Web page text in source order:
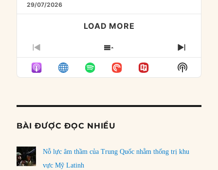
29/07/2026
LOAD MORE
PREVIOUS
EPISODE
SHOW
EPISODES
LIST
NEXT
Show
Podcast
BÀI ĐƯỢC ĐỌC NHIỀU
Nỗ lực âm thầm của Trung Quốc nhằm thống trị khu
vực Mỹ Latinh